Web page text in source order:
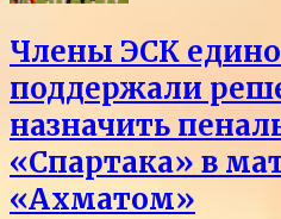
Члены ЭСК
поддержали
назначить
«Спартака» в
«Ахматом»